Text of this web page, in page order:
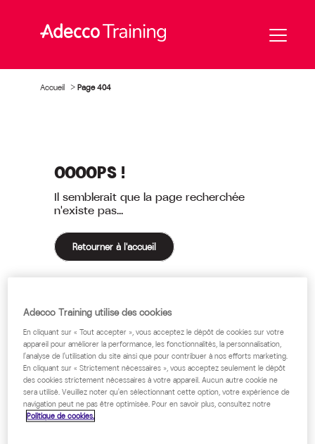
Accueil >Page 404
OOOOPS !
Il semblerait que la page recherchée
n'existe pas...
Retourner à l'accueil
OÙ EST DONC PASSÉE LA PAGE
QUE VOUS CHERCHIEZ ?
Adecco Training utilise des cookies
En cliquant sur « Tout accepter », vous acceptez le dépôt de cookies sur votre
appareil pour améliorer la performance, les fonctionnalités, la personnalisation,
l'analyse de l'utilisation du site ainsi que pour contribuer à nos efforts marketing.
En cliquant sur « Strictement nécessaires », vous acceptez seulement le dépôt
des cookies strictement nécessaires à votre appareil. Aucun autre cookie ne
sera utilisé. Veuillez noter qu'en sélectionnant cette option, votre expérience de
navigation peut ne pas être optimisée. Pour en savoir plus, consultez notre
Politique de cookies.